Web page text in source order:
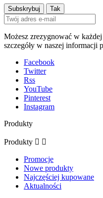
Możesz zrezygnować w
szczegóły w naszej informacji
Facebook
Twitter
Rss
YouTube
Pinterest
Instagram
Produkty
Produkty  
Promocje
Nowe produkty
Najczęściej kupowane
Aktualności